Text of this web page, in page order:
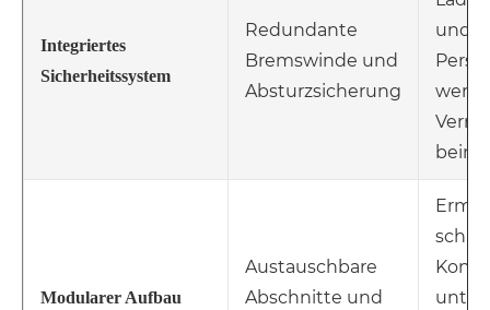
Integriertes
Sicherheitssystem
Redundante
Bremswinde und
Absturzsicherung
und
beim
Modularer Aufbau
Austauschbare
Abschnitte und